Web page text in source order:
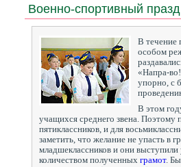
Военно-спортивный
В течение
особом
«Напра-
упорно, с
В этом
учащихся среднего звена. Поэтому
пятиклассников, и для
заметить, что желание не упасть в
младшеклассников и они
количеством полученных грамот.